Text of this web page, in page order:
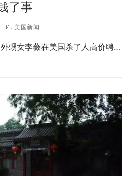
了事
美国新闻
甥女李薇在美国杀了人高价聘…